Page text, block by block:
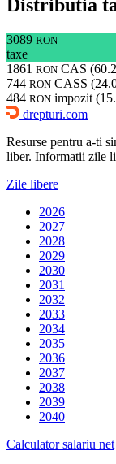
Distributia
3089 RON
taxe
1861 RON CAS
744 RON CASS
484 RON impozit
drepturi.com
Resurse pentru a-ti
liber. Informatii zile
Zile libere
2026
2027
2028
2029
2030
2031
2032
2033
2034
2035
2036
2037
2038
2039
2040
Calculator salariu net